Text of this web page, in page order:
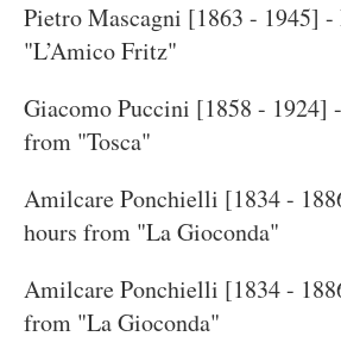
Pietro Mascagni [1863 - 1945]
"L’Amico Fritz"
Giacomo Puccini [1858 - 1924]
from "Tosca"
Amilcare Ponchielli [1834 -
hours from "La Gioconda"
Amilcare Ponchielli [1834 -
from "La Gioconda"